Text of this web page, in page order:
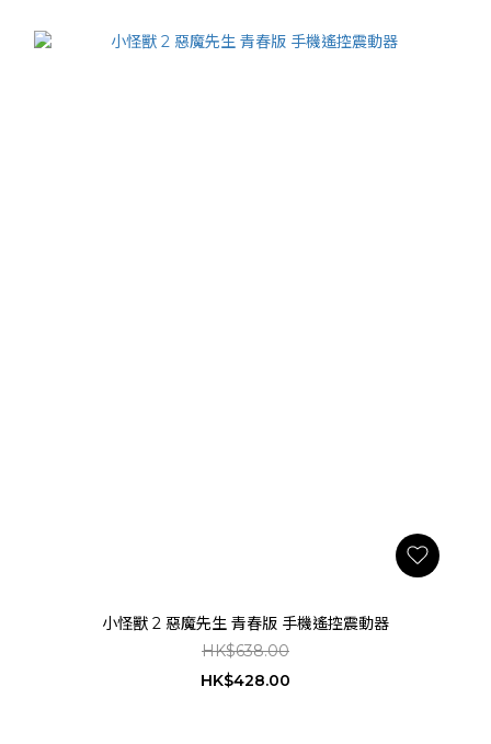
小怪獸 2 惡魔先生 青春版 手機遙控震動器
HK$638.00
HK$428.00